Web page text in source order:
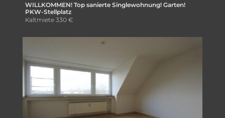
WILLKOMMEN! Top sanierte Singlewohnung! Garten!
PKW-Stellplatz
Kaltmiete 330 €